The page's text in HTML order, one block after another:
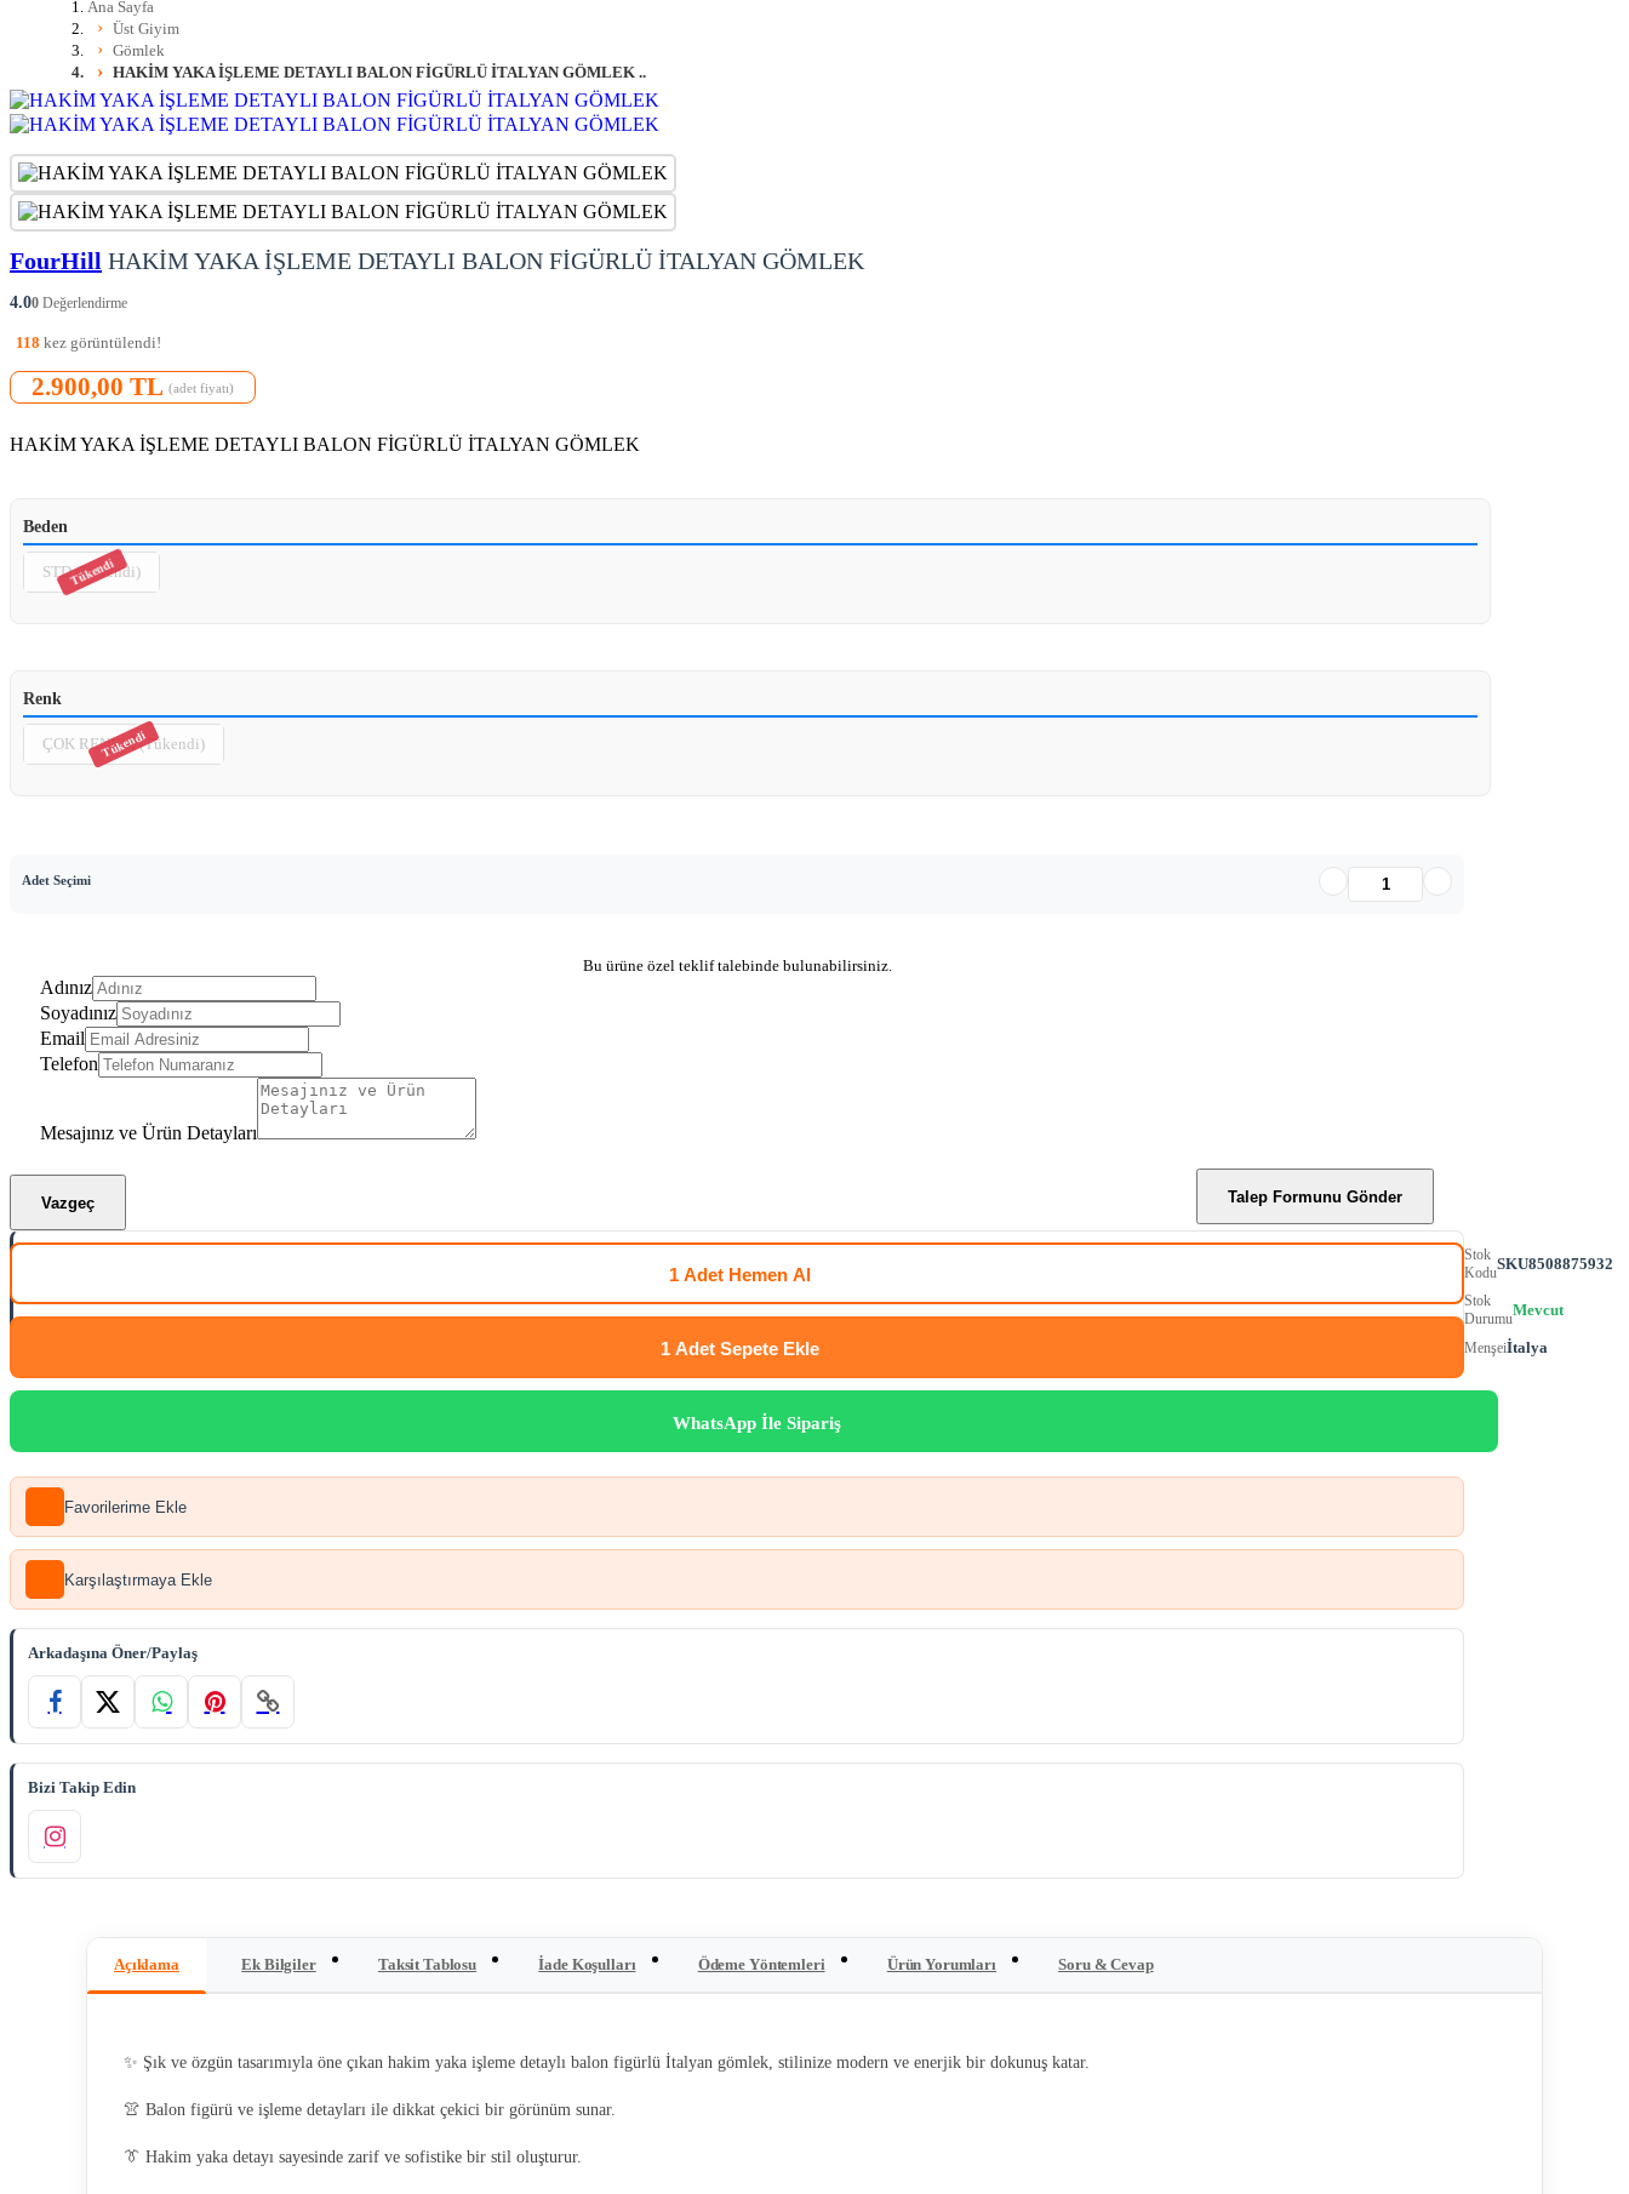
Ana Sayfa
Üst Giyim
Gömlek
HAKİM YAKA İŞLEME DETAYLI BALON FİGÜRLÜ İTALYAN GÖMLEK ..
FourHill HAKİM YAKA İŞLEME DETAYLI BALON FİGÜRLÜ İTALYAN GÖMLEK
4.00 Değerlendirme
118 kez görüntülendi!
2.900,00 TL (adet fiyatı)
HAKİM YAKA İŞLEME DETAYLI BALON FİGÜRLÜ İTALYAN GÖMLEK
Beden
STD (Tükendi)
Renk
ÇOK RENKLİ (Tükendi)
Adet Seçimi
Bu ürüne özel teklif talebinde bulunabilirsiniz.
Adınız
Soyadınız
Email
Telefon
Mesajınız ve Ürün Detayları
Talep Formunu Gönder
Vazgeç
1 Adet Hemen Al
1 Adet Sepete Ekle
WhatsApp İle Sipariş
Stok
KoduSKU8508875932
Stok
DurumuMevcut
Menşeiİtalya
Favorilerime Ekle
Karşılaştırmaya Ekle
Arkadaşına Öner/Paylaş
Bizi Takip Edin
Açıklama Ek Bilgiler Taksit Tablosu İade Koşulları Ödeme Yöntemleri Ürün Yorumları Soru & Cevap
✨ Şık ve özgün tasarımıyla öne çıkan hakim yaka işleme detaylı balon figürlü İtalyan gömlek, stilinize modern ve enerjik bir dokunuş katar.
👚 Balon figürü ve işleme detayları ile dikkat çekici bir görünüm sunar.
👔 Hakim yaka detayı sayesinde zarif ve sofistike bir stil oluşturur.